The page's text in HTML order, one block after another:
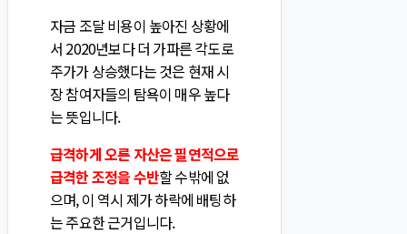
자금 조달 비용이 높아진 상황에
서 2020년보다 더 가파른 각도로
주가가 상승했다는 것은 현재 시
장 참여자들의 탐욕이 매우 높다
는 뜻입니다.
급격하게 오른 자산은 필연적으로
급격한 조정을 수반할 수밖에 없
으며, 이 역시 제가 하락에 배팅하
는 주요한 근거입니다.